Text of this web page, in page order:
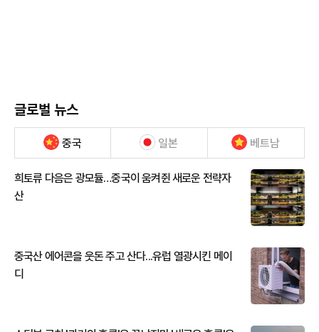
글로벌 뉴스
중국 일본 베트남
희토류 다음은 광모듈…중국이 움켜쥔 새로운 전략자
산
중국산 에어콘을 웃돈 주고 산다...유럽 열광시킨 메이
디